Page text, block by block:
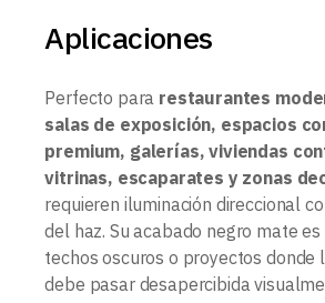
Aplicaciones
Perfecto para restaurantes
salas de exposición, espacios
premium, galerías, viviendas
vitrinas, escaparates y zonas
requieren iluminación direccional
del haz. Su acabado negro mate
techos oscuros o proyectos donde
debe pasar desapercibida